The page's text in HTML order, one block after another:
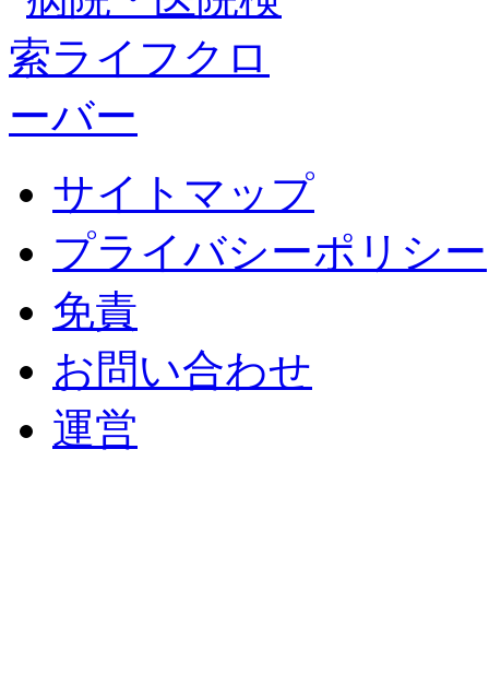
サイトマップ
プライバシーポリシー
免責
お問い合わせ
運営